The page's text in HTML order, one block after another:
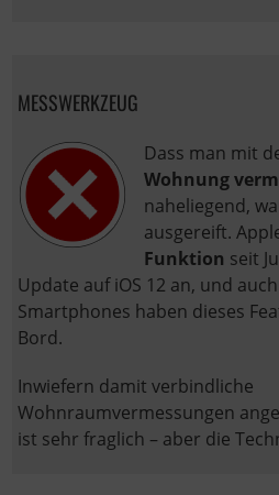
MESSWERKZEUG
Dass man mit
Wohnung
naheliegend,
ausgereift.
Funktion seit
Update auf iOS 12 an, und
Smartphones haben dieses
Bord.
Inwiefern damit verbindliche
Wohnraumvermessungen
ist sehr fraglich – aber die